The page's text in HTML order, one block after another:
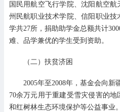
国民用航空飞行学院、沈阳航空
州民航职业技术学院、信阳职业
学共27所，捐助助学金总额共计
难、品学兼优的学生受到资助。
（二）扶贫济困
2005年至2008年，基金会向新
70余万元用于重建受雪灾侵害的
和红树林生态环境保护等公益事业。